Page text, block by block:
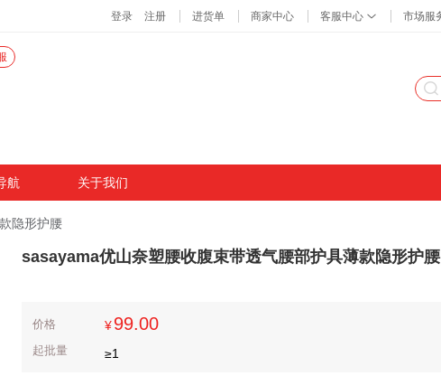
航 关于我们
隐形护腰
sasayama优山奈塑腰收腹束带透气腰部护具薄款隐形护腰
价格
起批量
¥99.00
≥1